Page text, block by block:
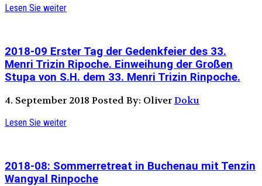
Lesen Sie weiter
2018-09 Erster Tag der Gedenkfeier des 33.
Menri Trizin Ripoche. Einweihung der Großen
Stupa von S.H. dem 33. Menri Trizin Rinpoche.
4. September 2018 Posted By: OliverDoku
Lesen Sie weiter
2018-08: Sommerretreat in Buchenau mit Tenzin
Wangyal Rinpoche